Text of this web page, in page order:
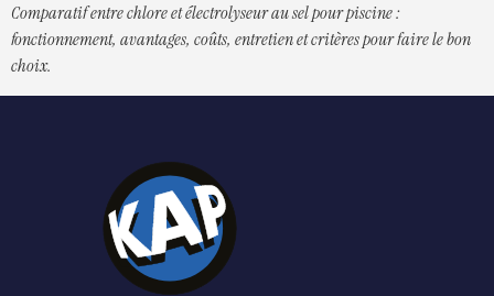
Comparatif entre chlore et électrolyseur au sel pour piscine :
fonctionnement, avantages, coûts, entretien et critères pour faire le bon
choix.